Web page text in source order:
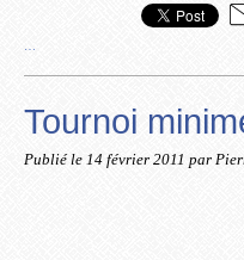
Tournoi
Publié le 14 février 2011 par